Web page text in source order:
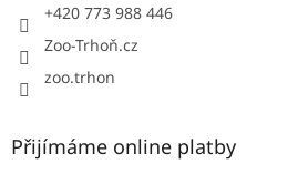
+420 773 988 446
Zoo-Trhoň.cz
zoo.trhon
Přijímáme online platby